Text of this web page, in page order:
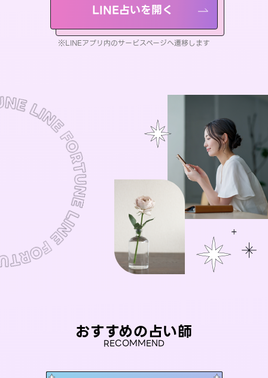
LINE占いを開く
※LINEアプリ内のサービスページへ遷移します
おすすめの占い師
RECOMMEND